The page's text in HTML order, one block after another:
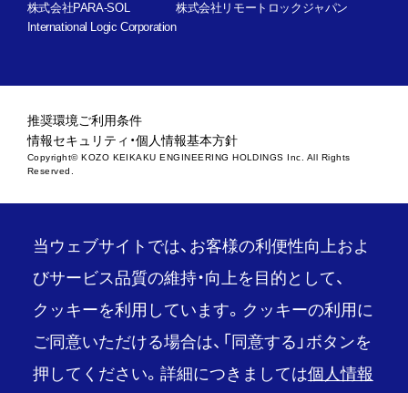
株式会社PARA-SOL
株式会社リモートロックジャパン
International Logic Corporation
推奨環境ご利用条件
情報セキュリティ・個人情報基本方針
Copyright© KOZO KEIKAKU ENGINEERING HOLDINGS Inc. All Rights
Reserved.
当ウェブサイトでは、お客様の利便性向上およ
びサービス品質の維持・向上を目的として、
クッキーを利用しています。クッキーの利用に
ご同意いただける場合は、「同意する」ボタンを
押してください。詳細につきましては個人情報